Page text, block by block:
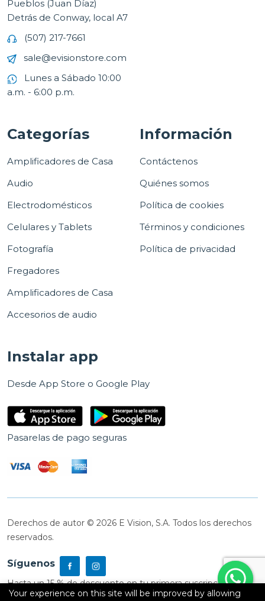
Pueblos (Juan Díaz)
Detrás de Conway, local A7
(507) 217-7661
sale@evisionstore.com
Lunes a Sábado 10:00
a.m. - 6:00 p.m.
Categorías
Amplificadores de Casa
Audio
Electrodomésticos
Celulares y Tablets
Fotografía
Fregadores
Amplificadores de Casa
Accesorios de audio
Información
Contáctenos
Quiénes somos
Política de cookies
Términos y condiciones
Política de privacidad
Instalar app
Desde App Store o Google Play
Pasarelas de pago seguras
Derechos de autor © 2026 E Vision, S.A. Todos los derechos
reservados.
Síguenos
Hasta un 15 % de descuento en tu primera suscripción
Your experience on this site will be improved by allowing